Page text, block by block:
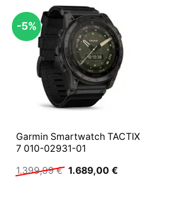
-5%
Garmin Smartwatch TACTIX
7 010-02931-01
1.399,99€ Ursprünglicher
1.689,00 €Aktueller